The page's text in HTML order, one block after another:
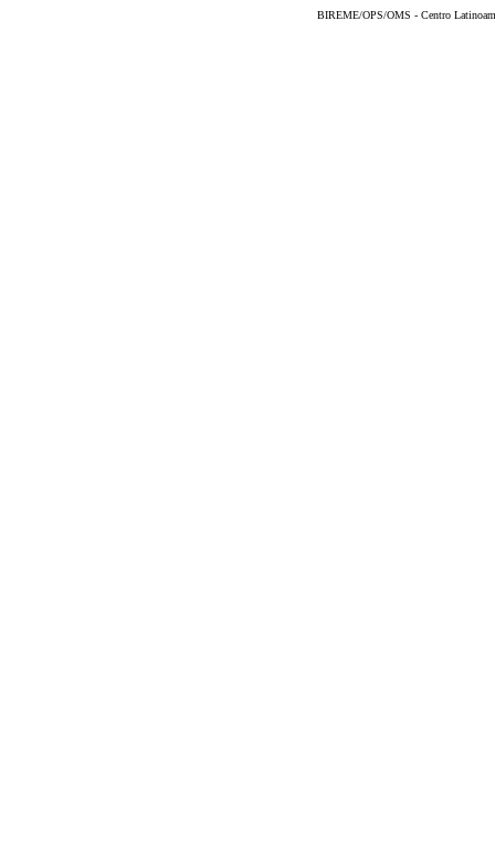
BIREME/OPS/OMS - Centro